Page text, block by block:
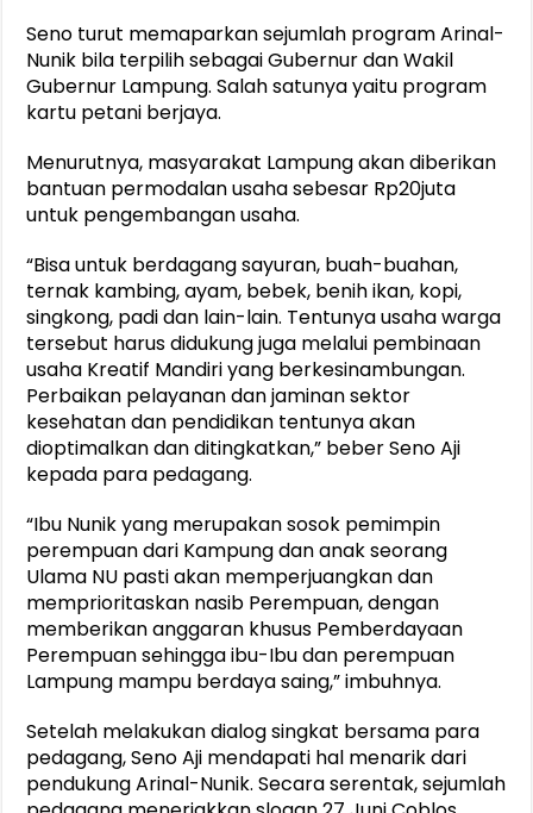
Seno turut memaparkan sejumlah program Arinal-
Nunik bila terpilih sebagai Gubernur dan Wakil
Gubernur Lampung. Salah satunya yaitu program
kartu petani berjaya.
Menurutnya, masyarakat Lampung akan diberikan
bantuan permodalan usaha sebesar Rp20juta
untuk pengembangan usaha.
“Bisa untuk berdagang sayuran, buah-buahan,
ternak kambing, ayam, bebek, benih ikan, kopi,
singkong, padi dan lain-lain. Tentunya usaha warga
tersebut harus didukung juga melalui pembinaan
usaha Kreatif Mandiri yang berkesinambungan.
Perbaikan pelayanan dan jaminan sektor
kesehatan dan pendidikan tentunya akan
dioptimalkan dan ditingkatkan,” beber Seno Aji
kepada para pedagang.
“Ibu Nunik yang merupakan sosok pemimpin
perempuan dari Kampung dan anak seorang
Ulama NU pasti akan memperjuangkan dan
memprioritaskan nasib Perempuan, dengan
memberikan anggaran khusus Pemberdayaan
Perempuan sehingga ibu-Ibu dan perempuan
Lampung mampu berdaya saing,” imbuhnya.
Setelah melakukan dialog singkat bersama para
pedagang, Seno Aji mendapati hal menarik dari
pendukung Arinal-Nunik. Secara serentak, sejumlah